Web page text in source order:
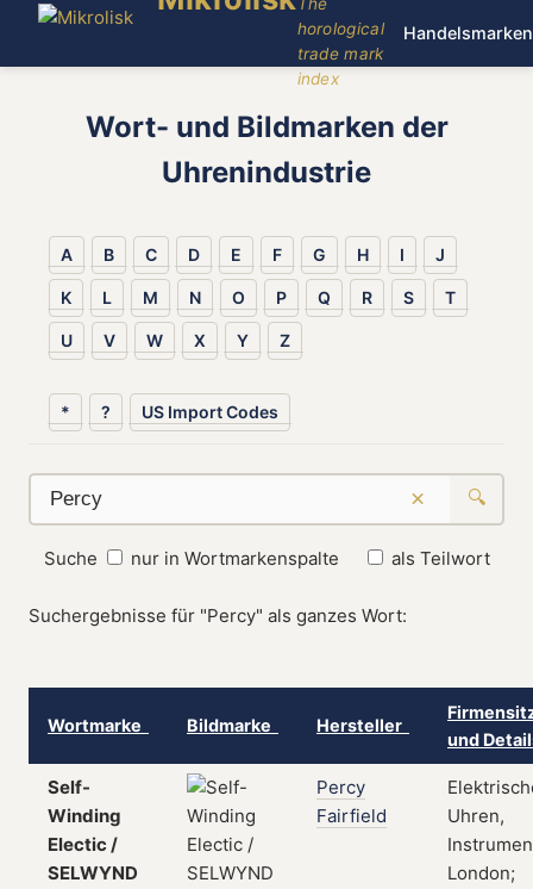
horological
trade mark
index
Handelsmarken
Wort- und Bildmarken der
Uhrenindustrie
A B C D E F G H I J
K L M N O P Q R S T
U V W X Y Z
* ? US Import Codes
× 🔍
Suche nur in Wortmarkenspalte als Teilwort
Suchergebnisse für "Percy" als ganzes Wort:
Wortmarke Bildmarke Hersteller
und
Self-
Winding
Electic /
SELWYND
Percy
Fairfield
Uhren,
London;